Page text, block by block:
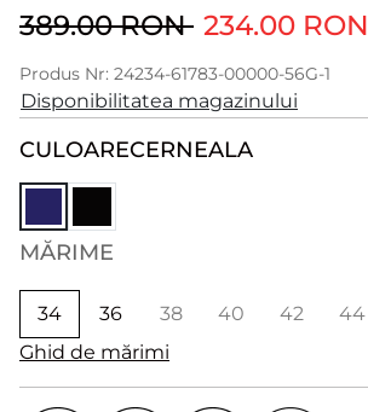
389.00 RON 234.00 RON
Produs Nr: 24234-61783-00000-56G-1
Disponibilitatea magazinului
CULOARECERNEALA
MĂRIME
34 36 38 40 42 44
Ghid de mărimi